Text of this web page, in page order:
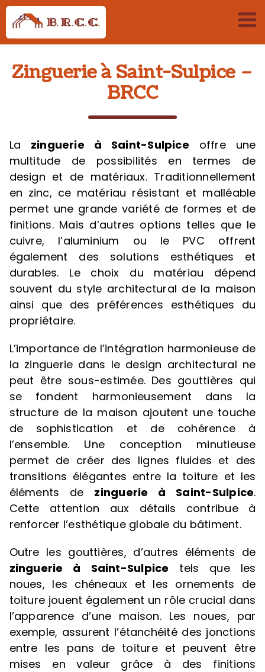
Passer
contenu
Zinguerie à Saint-Sulpice –
BRCC
La zinguerie à Saint-Sulpice offre une
multitude de possibilités en termes de
design et de matériaux. Traditionnellement
en zinc, ce matériau résistant et malléable
permet une grande variété de formes et de
finitions. Mais d’autres options telles que le
cuivre, l’aluminium ou le PVC offrent
également des solutions esthétiques et
durables. Le choix du matériau dépend
souvent du style architectural de la maison
ainsi que des préférences esthétiques du
propriétaire.
L’importance de l’intégration harmonieuse de
la zinguerie dans le design architectural ne
peut être sous-estimée. Des gouttières qui
se fondent harmonieusement dans la
structure de la maison ajoutent une touche
de sophistication et de cohérence à
l’ensemble. Une conception minutieuse
permet de créer des lignes fluides et des
transitions élégantes entre la toiture et les
éléments de zinguerie à Saint-Sulpice.
Cette attention aux détails contribue à
renforcer l’esthétique globale du bâtiment.
Outre les gouttières, d’autres éléments de
zinguerie à Saint-Sulpice tels que les
noues, les chéneaux et les ornements de
toiture jouent également un rôle crucial dans
l’apparence d’une maison. Les noues, par
exemple, assurent l’étanchéité des jonctions
entre les pans de toiture et peuvent être
mises en valeur grâce à des finitions